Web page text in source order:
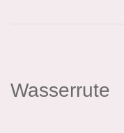
Wasserrute